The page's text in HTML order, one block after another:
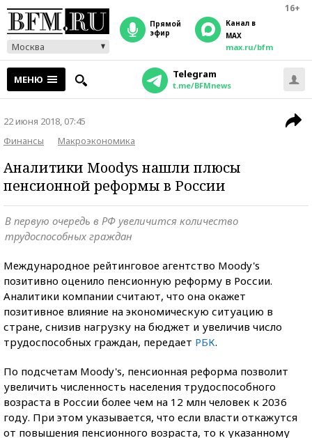
16+
Москва
прямой
эфир
Канал в
MAX
max.ru/bfm
МЕНЮ Telegram
t.me/BFMnews
22 июня 2018, 07:45
Финансы
Макроэкономика
Аналитики Moodys нашли плюсы
пенсионной реформы в России
В первую очередь в РФ увеличится количество
трудоспособных граждан
Международное рейтинговое агентство Moody's
позитивно оценило пенсионную реформу в России.
Аналитики компании считают, что она окажет
позитивное влияние на экономическую ситуацию в
стране, снизив нагрузку на бюджет и увеличив число
трудоспособных граждан, передает РБК.
По подсчетам Moody's, пенсионная реформа позволит
увеличить численность населения трудоспособного
возраста в России более чем на 12 млн человек к 2036
году. При этом указывается, что если власти откажутся
от повышения пенсионного возраста, то к указанному